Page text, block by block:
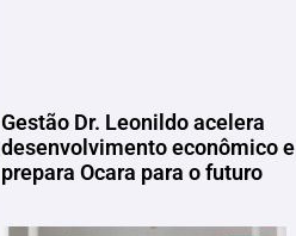
Gestão Dr. Leonildo acelera
desenvolvimento econômico e
prepara Ocara para o futuro